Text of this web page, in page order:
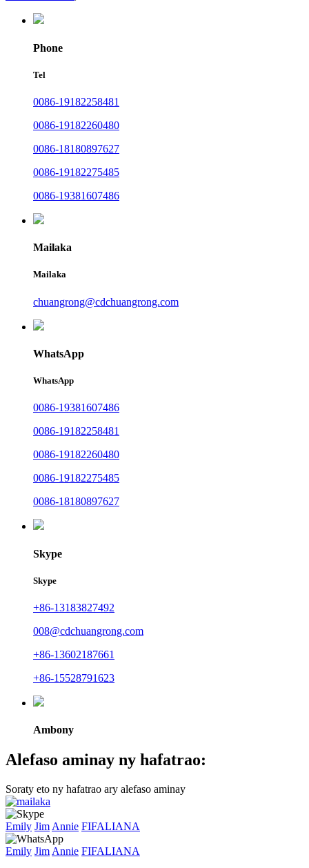
Phone
Tel
0086-19182258481
0086-19182260480
0086-18180897627
0086-19182275485
0086-19381607486
Mailaka
Mailaka
chuangrong@cdchuangrong.com
WhatsApp
WhatsApp
0086-19381607486
0086-19182258481
0086-19182260480
0086-19182275485
0086-18180897627
Skype
Skype
+86-13183827492
008@cdchuangrong.com
+86-13602187661
+86-15528791623
Ambony
Alefaso aminay ny hafatrao:
Soraty eto ny hafatrao ary alefaso aminay
Emily Jim Annie FIFALIANA
Emily Jim Annie FIFALIANA